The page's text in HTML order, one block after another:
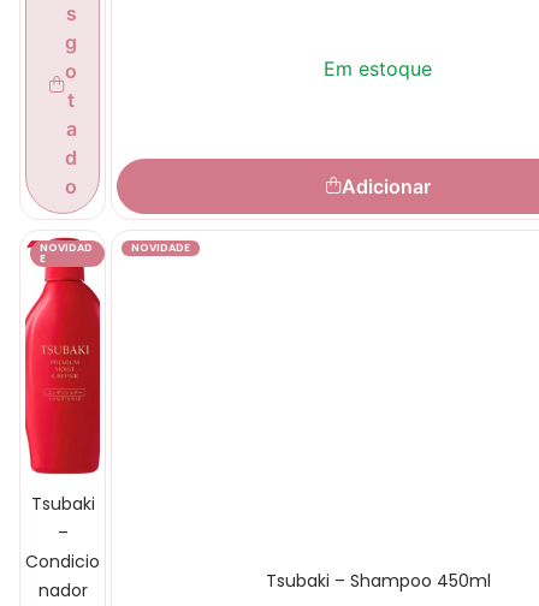
s
g
o
t
a
d
o
Em estoque
Adicionar
NOVIDAD
E
Tsubaki
–
Condicio
nador
NOVIDADE
Tsubaki – Shampoo 450ml